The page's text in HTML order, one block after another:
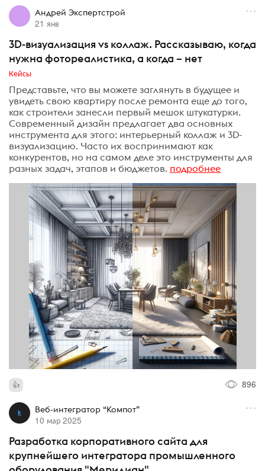
Андрей Экспертстрой
21 янв
3D-визуализация vs коллаж. Рассказываю, когда
нужна фотореалистика, а когда – нет
Кейсы
Представьте, что вы можете заглянуть в будущее и
увидеть свою квартиру после ремонта еще до того,
как строители занесли первый мешок штукатурки.
Современный дизайн предлагает два основных
инструмента для этого: интерьерный коллаж и 3D-
визуализацию. Часто их воспринимают как
конкурентов, но на самом деле это инструменты для
разных задач, этапов и бюджетов. подробнее
896
Веб-интегратор “Компот”
10 мар 2025
Разработка корпоративного сайта для
крупнейшего интегратора промышленного